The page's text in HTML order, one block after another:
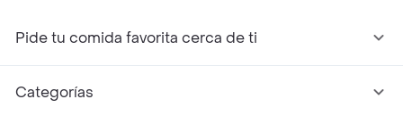
Pide tu comida favorita cerca de ti
Categorías